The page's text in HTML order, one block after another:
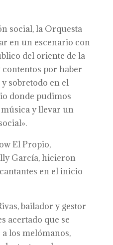
social, la Orquesta
en un escenario con
del oriente de la
contentos por haber
sobretodo en el
donde pudimos
y llevar un
El Propio,
García, hicieron
en el inicio
bailador y gestor
acertado que se
los melómanos,